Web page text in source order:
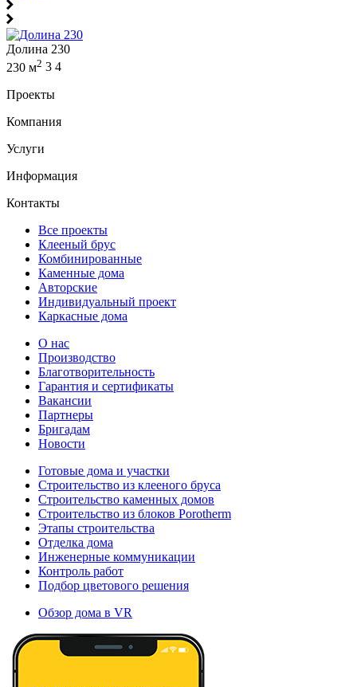
Долина 230
230 м2 3 4
Проекты
Компания
Услуги
Информация
Контакты
Все проекты
Клееный брус
Комбинированные
Каменные дома
Авторские
Индивидуальный проект
Каркасные дома
О нас
Производство
Благотворительность
Гарантия и сертификаты
Вакансии
Партнеры
Бригадам
Новости
Готовые дома и участки
Строительство из клееного бруса
Строительство каменных домов
Строительство из блоков Porotherm
Этапы строительства
Отделка дома
Инженерные коммуникации
Контроль работ
Подбор цветового решения
Обзор дома в VR